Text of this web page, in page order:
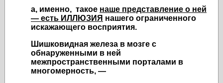
а, именно, такое наше представление о ней
— есть ИЛЛЮЗИЯ нашего ограниченного
искажающего восприятия.
Шишковидная железа в мозге с
обнаруженными в ней
межпространственными порталами в
многомерность, —